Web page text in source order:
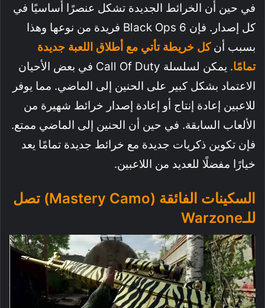
في حين أن الخرائط الجديدة تشكل عنصرًا أساسيًا في
كل إصدار. فإن Black Ops 6 فريدة من نوعها وهذا
بسبب أنكل خريطة تأتي مع أطلاق اللعبة جديدة
تمامًا
. يمكن لسلسلة Call Of Duty في بعض الأحيان
الاعتماد بشكل كبير على الحنين إلى الماضي. مما يوفر
للاعبين إعادة إنتاج أو إعادة إصدار خرائط شهيرة من
الألعاب السابقة. في حين أن الحنين إلى الماضي ممتع.
فإن تكوين ذكريات جديدة مع خرائط جديدة تمامًا يعد
خيارًا مفضلًا للعديد من اللاعبين.
السكينات الفائقة (Mastery Camo) تصل
للـWarzone